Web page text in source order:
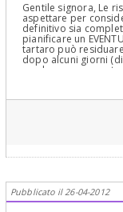
Gentile signora, Le
aspettare per
definitivo sia
pianificare un
tartaro può
dopo alcuni giorni
con la mano
aver rovinato lo
alcuna esperienza
Per poter
ugualmente lì)
Pubblicato il 26-04-2012